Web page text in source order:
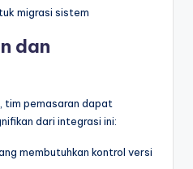
migrasi sistem
dan
tim pemasaran dapat
dari integrasi ini:
membutuhkan kontrol versi